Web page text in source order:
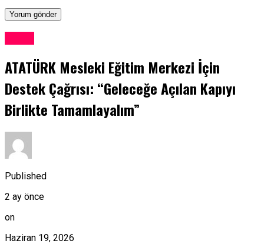
ATATÜRK Mesleki Eğitim Merkezi İçin
Destek Çağrısı: “Geleceğe Açılan Kapıyı
Birlikte Tamamlayalım”
Published
2 ay önce
on
Haziran 19, 2026